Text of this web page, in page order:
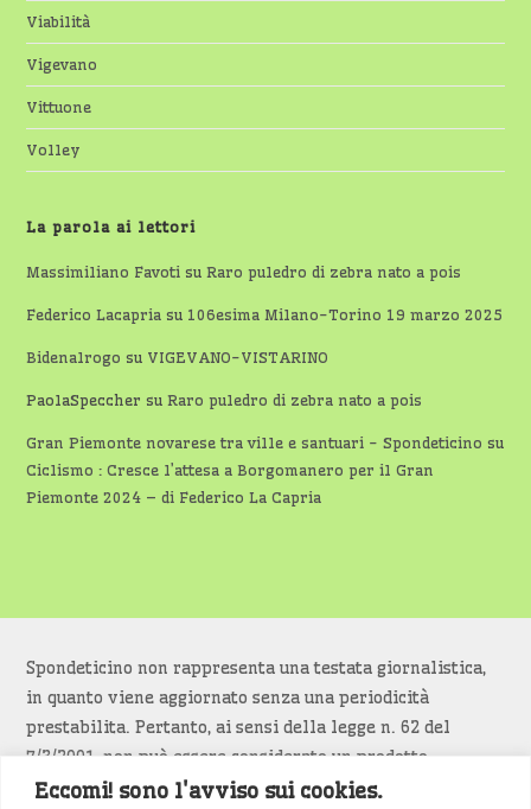
Eccomi! sono l'avviso sui cookies.
Viabilità
Vigevano
Vittuone
Volley
La parola ai lettori
Massimiliano Favoti suRaro puledro di zebra nato a pois
Federico Lacapria su 106esima Milano-Torino 19 marzo 2025
Bidenalrogo su VIGEVANO-VISTARINO
PaolaSpeccher suRaro puledro di zebra nato a pois
Gran Piemonte novarese tra ville e santuari - Spondeticino su
Ciclismo : Cresce l’attesa a Borgomanero per il Gran
Piemonte 2024 – di Federico La Capria
Spondeticino non rappresenta una testata giornalistica,
in quanto viene aggiornato senza una periodicità
prestabilita. Pertanto, ai sensi della legge n. 62 del
7/3/2001, non può essere considerato un prodotto
editoriale.